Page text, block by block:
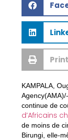
Print
KAMPALA,
continue de
d’Africains
de moins de
Birungi, elle-